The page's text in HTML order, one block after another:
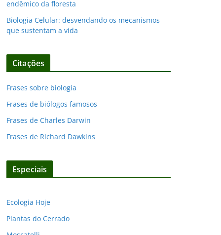
endêmico da floresta
Biologia Celular: desvendando os mecanismos
que sustentam a vida
Citações
Frases sobre biologia
Frases de biólogos famosos
Frases de Charles Darwin
Frases de Richard Dawkins
Especiais
Ecologia Hoje
Plantas do Cerrado